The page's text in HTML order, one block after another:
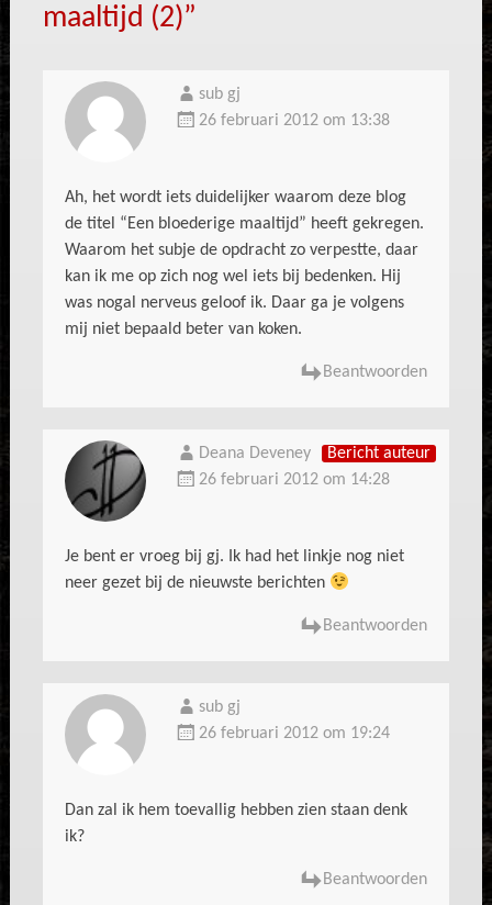
maaltijd (2)”
sub gj
26 februari 2012 om 13:38
Ah, het wordt iets duidelijker waarom deze blog
de titel “Een bloederige maaltijd” heeft gekregen.
Waarom het subje de opdracht zo verpestte, daar
kan ik me op zich nog wel iets bij bedenken. Hij
was nogal nerveus geloof ik. Daar ga je volgens
mij niet bepaald beter van koken.
Beantwoorden
Deana Deveney
Bericht auteur
26 februari 2012 om 14:28
Je bent er vroeg bij gj. Ik had het linkje nog niet
neer gezet bij de nieuwste berichten
Beantwoorden
sub gj
26 februari 2012 om 19:24
Dan zal ik hem toevallig hebben zien staan denk
ik?
Beantwoorden